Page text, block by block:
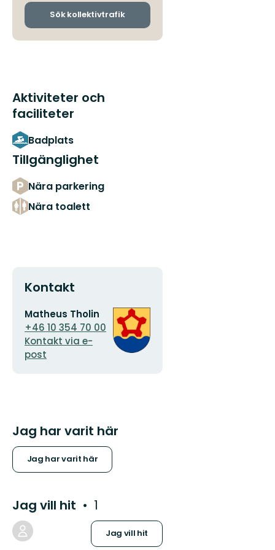
Sök kollektivtrafik
Aktiviteter och
faciliteter
Badplats
Tillgänglighet
Nära parkering
Nära toalett
Kontakt
E-
postadress
Matheus Tholin
+46 10 354 70 00
Kontakt via e-
post
Organisationens
logotyp
Jag har varit här
Jag har varit här
Jag vill hit 1
Jag vill hit